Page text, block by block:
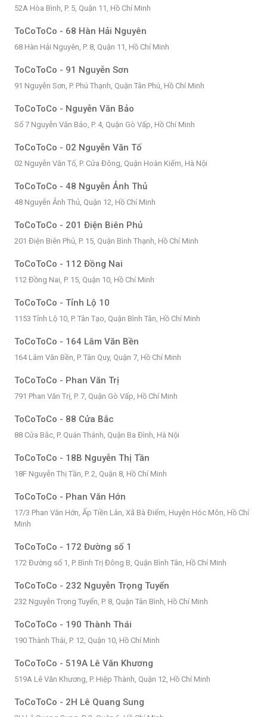
52A Hòa Bình, P. 5, Quận 11, Hồ Chí Minh
ToCoToCo - 68 Hàn Hải Nguyên
68 Hàn Hải Nguyên, P. 8, Quận 11, Hồ Chí Minh
ToCoToCo - 91 Nguyễn Sơn
91 Nguyễn Sơn, P. Phú Thạnh, Quận Tân Phú, Hồ Chí Minh
ToCoToCo - Nguyễn Văn Bảo
Số 7 Nguyễn Văn Bảo, P. 4, Quận Gò Vấp, Hồ Chí Minh
ToCoToCo - 02 Nguyễn Văn Tố
02 Nguyễn Văn Tố, P. Cửa Đông, Quận Hoàn Kiếm, Hà Nội
ToCoToCo - 48 Nguyễn Ảnh Thủ
48 Nguyễn Ảnh Thủ, Quận 12, Hồ Chí Minh
ToCoToCo - 201 Điện Biên Phủ
201 Điện Biên Phủ, P. 15, Quận Bình Thạnh, Hồ Chí Minh
ToCoToCo - 112 Đồng Nai
112 Đồng Nai, P. 15, Quận 10, Hồ Chí Minh
ToCoToCo - Tỉnh Lộ 10
1153 Tỉnh Lộ 10, P. Tân Tạo, Quận Bình Tân, Hồ Chí Minh
ToCoToCo - 164 Lâm Văn Bền
164 Lâm Văn Bền, P. Tân Quy, Quận 7, Hồ Chí Minh
ToCoToCo - Phan Văn Trị
791 Phan Văn Trị, P. 7, Quận Gò Vấp, Hồ Chí Minh
ToCoToCo - 88 Cửa Bắc
88 Cửa Bắc, P. Quán Thánh, Quận Ba Đình, Hà Nội
ToCoToCo - 18B Nguyễn Thị Tần
18F Nguyễn Thị Tần, P. 2, Quận 8, Hồ Chí Minh
ToCoToCo - Phan Văn Hớn
17/3 Phan Văn Hớn, Ấp Tiền Lân, Xã Bà Điểm, Huyện Hóc Môn, Hồ Chí
Minh
ToCoToCo - 172 Đường số 1
172 Đường số 1, P. Bình Trị Đông B, Quận Bình Tân, Hồ Chí Minh
ToCoToCo - 232 Nguyễn Trọng Tuyển
232 Nguyễn Trọng Tuyển, P. 8, Quận Tân Bình, Hồ Chí Minh
ToCoToCo - 190 Thành Thái
190 Thành Thái, P. 12, Quận 10, Hồ Chí Minh
ToCoToCo - 519A Lê Văn Khương
519A Lê Văn Khương, P. Hiệp Thành, Quận 12, Hồ Chí Minh
ToCoToCo - 2H Lê Quang Sung